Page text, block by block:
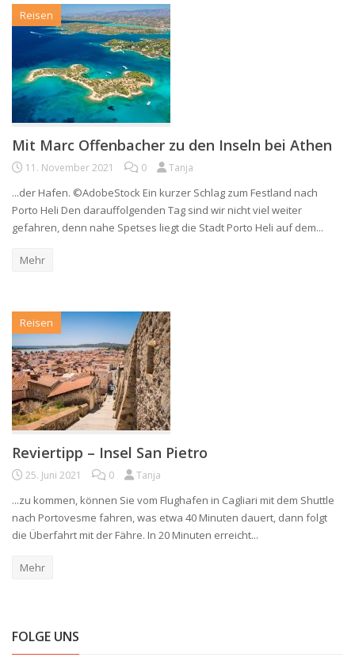
Reisen
Mit Marc Offenbacher zu den Inseln bei Athen
11. November 2021 0 Tanja
...der Hafen. ©AdobeStock Ein kurzer Schlag zum Festland nach
Porto Heli Den darauffolgenden Tag sind wir nicht viel weiter
gefahren, denn nahe Spetses liegt die Stadt Porto Heli auf dem...
Mehr
Reisen
Reviertipp – Insel San Pietro
25. Juni 2021 0 Tanja
...zu kommen, können Sie vom Flughafen in Cagliari mit dem Shuttle
nach Portovesme fahren, was etwa 40 Minuten dauert, dann folgt
die Überfahrt mit der Fähre. In 20 Minuten erreicht...
Mehr
FOLGE UNS